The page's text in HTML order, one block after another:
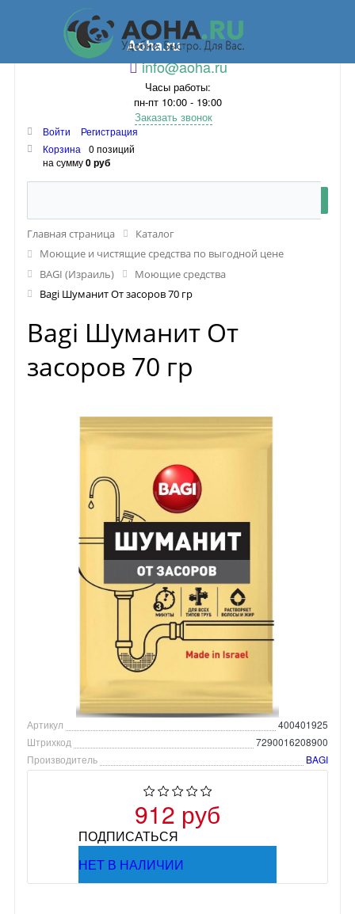
Aoha.ru
info@aoha.ru
Часы работы:
пн-пт 10:00 - 19:00
Заказать звонок
Войти
Регистрация
Корзина
0 позиций
на сумму0 руб
Главная страница
Каталог
Моющие и чистящие средства по выгодной цене
BAGI (Израиль)
Моющие средства
Bagi Шуманит От засоров 70 гр
Bagi Шуманит От
засоров 70 гр
Артикул
400401925
Штрихкод
7290016208900
Производитель
BAGI
912 руб
ПОДПИСАТЬСЯ
НЕТ В НАЛИЧИИ